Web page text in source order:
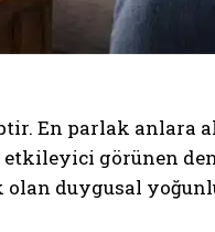
En parlak anlara
etkileyici görünen
olan duygusal